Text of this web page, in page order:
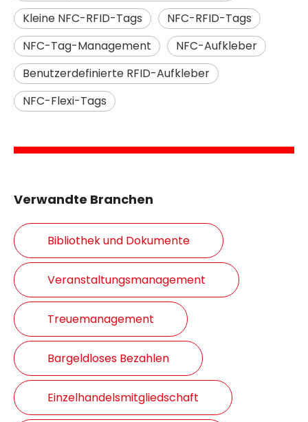
Kleine NFC-RFID-Tags
NFC-RFID-Tags
NFC-Tag-Management
NFC-Aufkleber
Benutzerdefinierte RFID-Aufkleber
NFC-Flexi-Tags
Verwandte Branchen
Bibliothek und Dokumente
Veranstaltungsmanagement
Treuemanagement
Bargeldloses Bezahlen
Einzelhandelsmitgliedschaft